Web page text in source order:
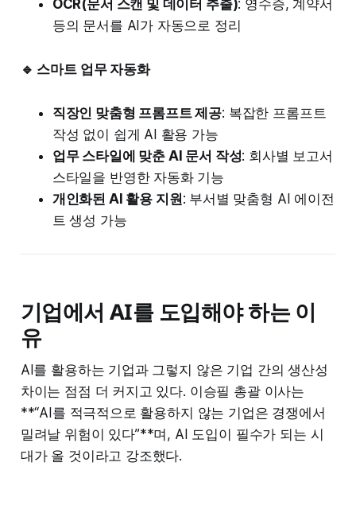
OCR(문서 스캔 및 데이터 추출): 영수증, 계약서
등의 문서를 AI가 자동으로 정리
🔹 스마트 업무 자동화
직장인 맞춤형 프롬프트 제공: 복잡한 프롬프트
작성 없이 쉽게 AI 활용 가능
업무 스타일에 맞춘 AI 문서 작성: 회사별 보고서
스타일을 반영한 자동화 기능
개인화된 AI 활용 지원: 부서별 맞춤형 AI 에이전
트 생성 가능
기업에서 AI를 도입해야 하는 이
유
AI를 활용하는 기업과 그렇지 않은 기업 간의 생산성
차이는 점점 더 커지고 있다. 이승필 총괄 이사는
**“AI를 적극적으로 활용하지 않는 기업은 경쟁에서
밀려날 위험이 있다”**며, AI 도입이 필수가 되는 시
대가 올 것이라고 강조했다.